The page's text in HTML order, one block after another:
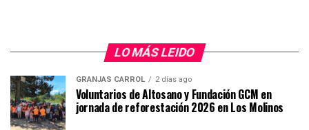
LO MÁS LEIDO
GRANJAS CARROL 2 días ago
Voluntarios de Altosano y Fundación GCM en
jornada de reforestación 2026 en Los Molinos